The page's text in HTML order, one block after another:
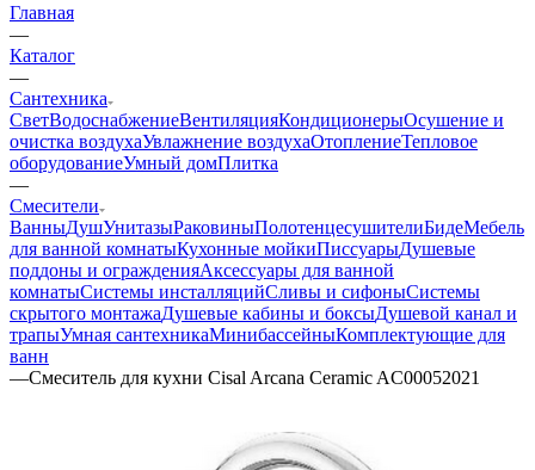
Главная
—
Каталог
—
Сантехника
СветВодоснабжениеВентиляцияКондиционерыОсушение и
очистка воздухаУвлажнение воздухаОтоплениеТепловое
оборудованиеУмный домПлитка
—
Смесители
ВанныДушУнитазыРаковиныПолотенцесушителиБидеМебель
для ванной комнатыКухонные мойкиПиссуарыДушевые
поддоны и огражденияАксессуары для ванной
комнатыСистемы инсталляцийСливы и сифоныСистемы
скрытого монтажаДушевые кабины и боксыДушевой канал и
трапыУмная сантехникаМинибассейныКомплектующие для
ванн
—Смеситель для кухни Cisal Arcana Ceramic AC00052021